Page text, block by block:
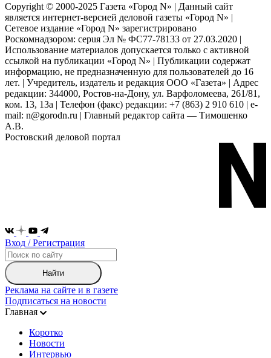
Copyright © 2000-2025 Газета «Город N» | Данный сайт
является интернет-версией деловой газеты «Город N» |
Сетевое издание «Город N» зарегистрировано
Роскомнадзором: серuя Эл № ФС77-78133 от 27.03.2020 |
Использование материалов допускается только с активной
ссылкой на публикации «Город N» | Публикации содержат
информацию, не предназначенную для пользователей до 16
лет. | Учредитель, издатель и редакция ООО «Газета» | Адрес
редакции: 344000, Ростов-на-Дону, ул. Варфоломеева, 261/81,
ком. 13, 13а | Телефон (факс) редакции: +7 (863) 2 910 610 | e-
mail: n@gorodn.ru | Главный редактор сайта — Тимошенко
А.В.
Ростовский деловой портал
Вход / Регистрация
Найти
Реклама на сайте и в газете
Подписаться на новости
Главная
Коротко
Новости
Интервью